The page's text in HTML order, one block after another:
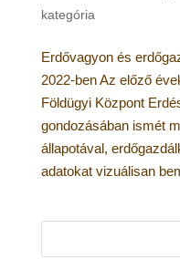
kategória
Erdővagyon és
2022-ben Az előző
Földügyi Központ
gondozásában ismét
állapotával,
adatokat vizuálisan